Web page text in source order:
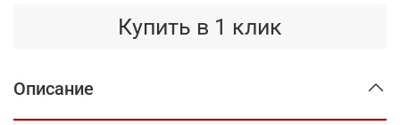
Купить в 1 клик
Описание